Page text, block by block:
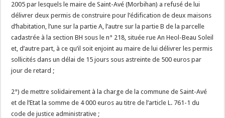
2005 par lesquels le maire de Saint-Avé (Morbihan) a refusé de lui
délivrer deux permis de construire pour l’édification de deux maisons
d’habitation, l’une sur la partie A, l’autre sur la partie B de la parcelle
cadastrée à la section BH sous le n° 218, située rue An Heol-Beau Soleil
et, d’autre part, à ce qu’il soit enjoint au maire de lui délivrer les permis
sollicités dans un délai de 15 jours sous astreinte de 500 euros par
jour de retard ;
2°) de mettre solidairement à la charge de la commune de Saint-Avé
et de l’Etat la somme de 4 000 euros au titre de l’article L. 761-1 du
code de justice administrative ;